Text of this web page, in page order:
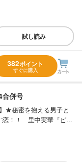
試し読み
382ポイント
すぐに購入
合併号
★秘密を抱える男子と
恋！！ 里中実華『ピ...